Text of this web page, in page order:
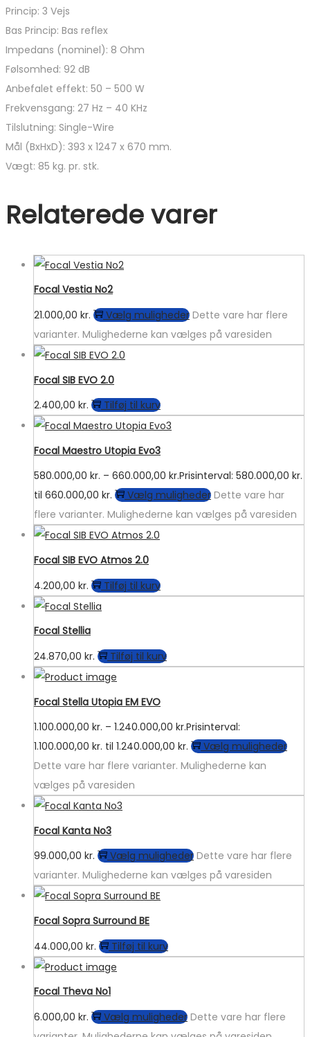
Princip: 3 Vejs
Bas Princip: Bas reflex
Impedans (nominel): 8 Ohm
Følsomhed: 92 dB
Anbefalet effekt: 50 – 500 W
Frekvensgang: 27 Hz – 40 KHz
Tilslutning: Single-Wire
Mål (BxHxD): 393 x 1247 x 670 mm.
Vægt: 85 kg. pr. stk.
Relaterede varer
Focal Vestia No2
21.000,00 kr. Vælg muligheder Dette vare har flere
varianter. Mulighederne kan vælges på varesiden
Focal SIB EVO 2.0
2.400,00 kr. Tilføj til kurv
Focal Maestro Utopia Evo3
580.000,00 kr. – 660.000,00 kr.Prisinterval: 580.000,00 kr.
til 660.000,00 kr.
Vælg muligheder Dette vare har
flere varianter. Mulighederne kan vælges på varesiden
Focal SIB EVO Atmos 2.0
4.200,00 kr. Tilføj til kurv
Focal Stellia
24.870,00 kr. Tilføj til kurv
Focal Stella Utopia EM EVO
1.100.000,00 kr. – 1.240.000,00 kr.Prisinterval:
1.100.000,00 kr. til 1.240.000,00 kr.
Vælg muligheder
Dette vare har flere varianter. Mulighederne kan
vælges på varesiden
Focal Kanta No3
99.000,00 kr. Vælg muligheder Dette vare har flere
varianter. Mulighederne kan vælges på varesiden
Focal Sopra Surround BE
44.000,00 kr. Tilføj til kurv
Focal Theva No1
6.000,00 kr. Vælg muligheder Dette vare har flere